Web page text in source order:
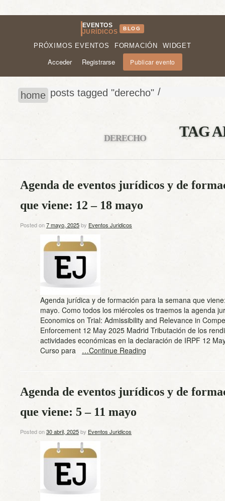
EVENTOS
JURÍDICOS
BLOG
PRÓXIMOS EVENTOS FORMACIÓN WIDGET
Acceder Registrarse Publicar evento
home /
posts tagged "derecho"
TAG
DERECHO
Agenda de eventos jurídicos y de
que viene: 12 – 18 mayo
Posted on7 mayo, 2025by Eventos Juridicos
Agenda jurídica y de formación para la semana que
mayo. Como todos los miércoles os traemos la agenda
Economics on Trial: Admissibility and Relevance in
Enforcement 12 May 2025 Madrid Tributación de los
actividades económicas en la declaración de IRPF 12
Curso para …Continue Reading
Agenda de eventos jurídicos y de
que viene: 5 – 11 mayo
Posted on30 abril, 2025by Eventos Juridicos